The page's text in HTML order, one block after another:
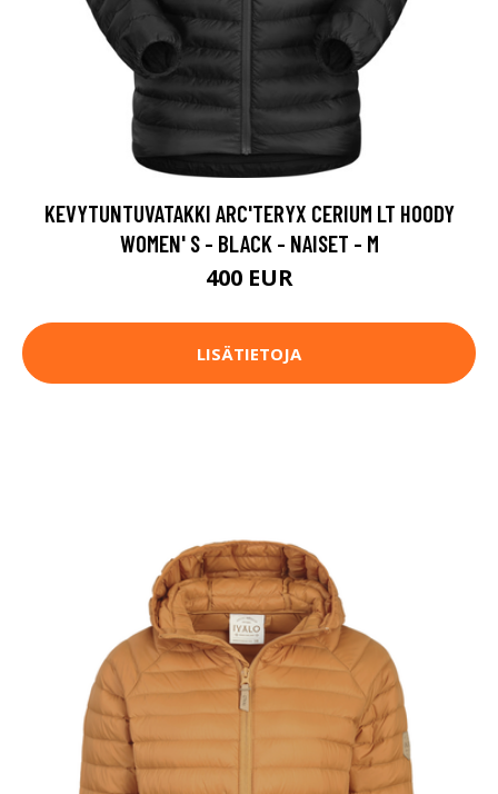
KEVYTUNTUVATAKKI ARC'TERYX CERIUM LT HOODY
WOMEN' S - BLACK - NAISET - M
400 EUR
LISÄTIETOJA